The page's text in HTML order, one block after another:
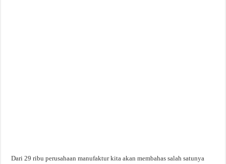
Dari 29 ribu perusahaan manufaktur kita akan membahas salah satunya